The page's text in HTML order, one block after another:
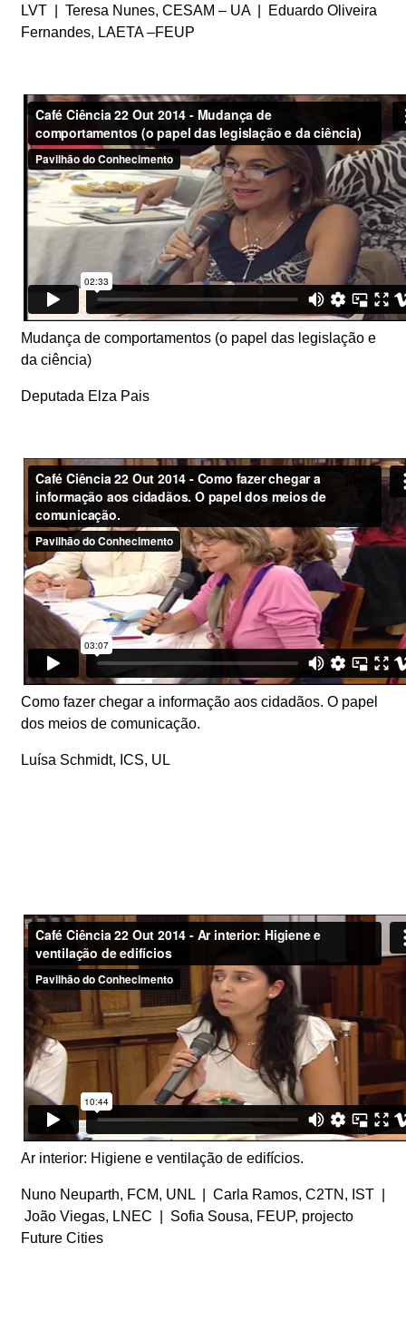
LVT | Teresa Nunes, CESAM – UA | Eduardo Oliveira
Fernandes, LAETA –FEUP
Mudança de comportamentos (o papel das legislação e
da ciência)
Deputada Elza Pais
Como fazer chegar a informação aos cidadãos. O papel
dos meios de comunicação.
Luísa Schmidt, ICS, UL
Ar interior: Higiene e ventilação de edifícios.
Nuno Neuparth, FCM, UNL | Carla Ramos, C2TN, IST |
João Viegas, LNEC | Sofia Sousa, FEUP, projecto
Future Cities